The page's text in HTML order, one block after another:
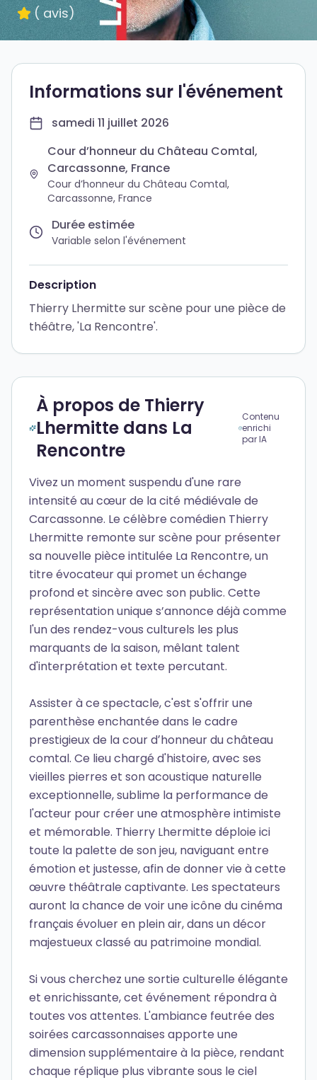
( avis)
Informations sur l'événement
samedi 11 juillet 2026
Cour dʼhonneur du Château Comtal,
Carcassonne, France
Cour dʼhonneur du Château Comtal,
Carcassonne, France
Durée estimée
Variable selon l'événement
Description
Thierry Lhermitte sur scène pour une pièce de
théâtre, 'La Rencontre'.
À propos de Thierry
Lhermitte dans La
Rencontre
Contenu
enrichi
par IA
Vivez un moment suspendu d'une rare
intensité au cœur de la cité médiévale de
Carcassonne. Le célèbre comédien Thierry
Lhermitte remonte sur scène pour présenter
sa nouvelle pièce intitulée La Rencontre, un
titre évocateur qui promet un échange
profond et sincère avec son public. Cette
représentation unique s’annonce déjà comme
l'un des rendez-vous culturels les plus
marquants de la saison, mêlant talent
d'interprétation et texte percutant.
Assister à ce spectacle, c'est s'offrir une
parenthèse enchantée dans le cadre
prestigieux de la cour dʼhonneur du château
comtal. Ce lieu chargé d'histoire, avec ses
vieilles pierres et son acoustique naturelle
exceptionnelle, sublime la performance de
l'acteur pour créer une atmosphère intimiste
et mémorable. Thierry Lhermitte déploie ici
toute la palette de son jeu, naviguant entre
émotion et justesse, afin de donner vie à cette
œuvre théâtrale captivante. Les spectateurs
auront la chance de voir une icône du cinéma
français évoluer en plein air, dans un décor
majestueux classé au patrimoine mondial.
Si vous cherchez une sortie culturelle élégante
et enrichissante, cet événement répondra à
toutes vos attentes. L'ambiance feutrée des
soirées carcassonnaises apporte une
dimension supplémentaire à la pièce, rendant
chaque réplique plus vibrante sous le ciel